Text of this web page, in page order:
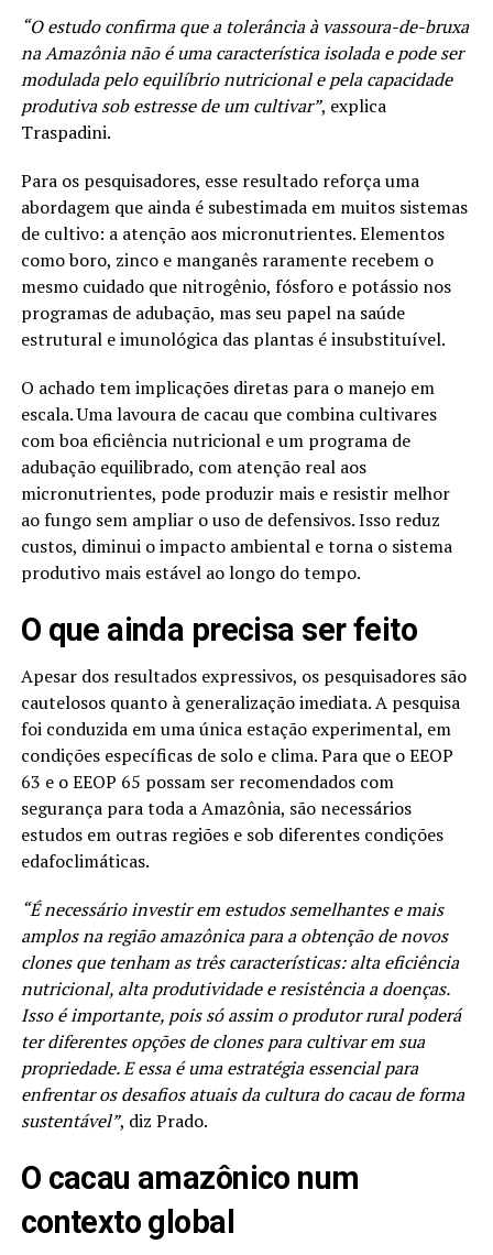
“O estudo confirma que a tolerância à vassoura-de-bruxa
na Amazônia não é uma característica isolada e pode ser
modulada pelo equilíbrio nutricional e pela capacidade
produtiva sob estresse de um cultivar”, explica
Traspadini.
Para os pesquisadores, esse resultado reforça uma
abordagem que ainda é subestimada em muitos sistemas
de cultivo: a atenção aos micronutrientes. Elementos
como boro, zinco e manganês raramente recebem o
mesmo cuidado que nitrogênio, fósforo e potássio nos
programas de adubação, mas seu papel na saúde
estrutural e imunológica das plantas é insubstituível.
O achado tem implicações diretas para o manejo em
escala. Uma lavoura de cacau que combina cultivares
com boa eficiência nutricional e um programa de
adubação equilibrado, com atenção real aos
micronutrientes, pode produzir mais e resistir melhor
ao fungo sem ampliar o uso de defensivos. Isso reduz
custos, diminui o impacto ambiental e torna o sistema
produtivo mais estável ao longo do tempo.
O que ainda precisa ser feito
Apesar dos resultados expressivos, os pesquisadores são
cautelosos quanto à generalização imediata. A pesquisa
foi conduzida em uma única estação experimental, em
condições específicas de solo e clima. Para que o EEOP
63 e o EEOP 65 possam ser recomendados com
segurança para toda a Amazônia, são necessários
estudos em outras regiões e sob diferentes condições
edafoclimáticas.
“É necessário investir em estudos semelhantes e mais
amplos na região amazônica para a obtenção de novos
clones que tenham as três características: alta eficiência
nutricional, alta produtividade e resistência a doenças.
Isso é importante, pois só assim o produtor rural poderá
ter diferentes opções de clones para cultivar em sua
propriedade. E essa é uma estratégia essencial para
enfrentar os desafios atuais da cultura do cacau de forma
sustentável”, diz Prado.
O cacau amazônico num
contexto global